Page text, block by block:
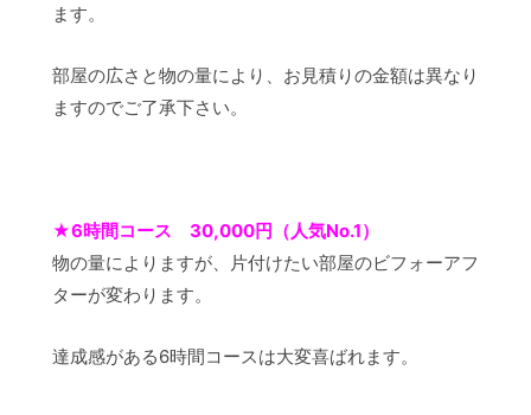
ます。
部屋の広さと物の量により、お見積りの金額は異なり
ますのでご了承下さい。
★6時間コース 30,000円（人気No.1）
物の量によりますが、片付けたい部屋のビフォーアフ
ターが変わります。
達成感がある6時間コースは大変喜ばれます。